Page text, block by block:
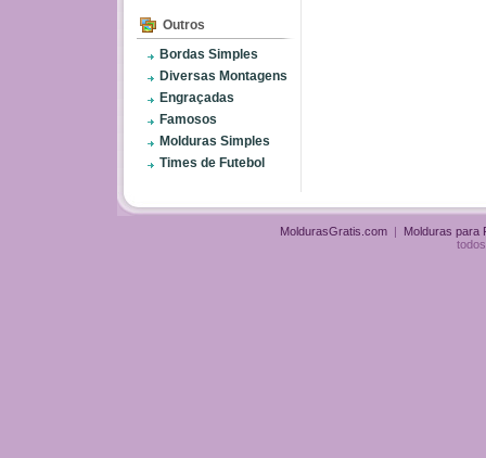
Outros
Bordas Simples
Diversas Montagens
Engraçadas
Famosos
Molduras Simples
Times de Futebol
MoldurasGratis.com | Molduras